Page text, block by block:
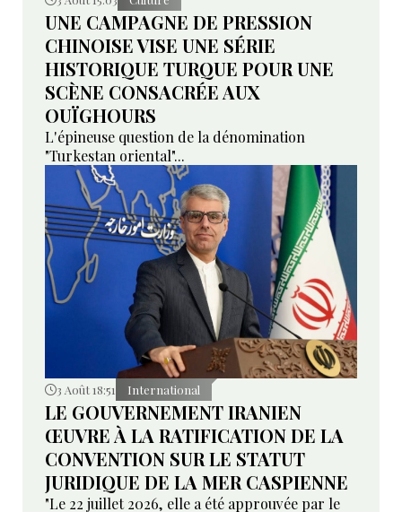
UNE CAMPAGNE DE PRESSION
CHINOISE VISE UNE SÉRIE
HISTORIQUE TURQUE POUR UNE
SCÈNE CONSACRÉE AUX
OUÏGHOURS
L'épineuse question de la dénomination
"Turkestan oriental"...
3 Août 18:51 International
LE GOUVERNEMENT IRANIEN
ŒUVRE À LA RATIFICATION DE LA
CONVENTION SUR LE STATUT
JURIDIQUE DE LA MER CASPIENNE
"Le 22 juillet 2026, elle a été approuvée par le